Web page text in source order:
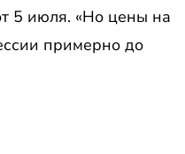
5 июля. «Но цены на
примерно до